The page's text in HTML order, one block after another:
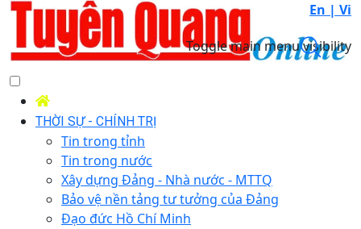
En | Vi
Toggle main menu visibility
THỜI SỰ - CHÍNH TRỊ
Tin trong tỉnh
Tin trong nước
Xây dựng Đảng - Nhà nước - MTTQ
Bảo vệ nền tảng tư tưởng của Đảng
Đạo đức Hồ Chí Minh